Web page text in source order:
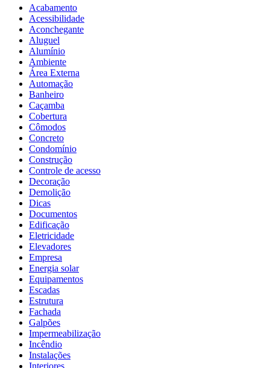
Acabamento
Acessibilidade
Aconchegante
Aluguel
Alumínio
Ambiente
Área Externa
Automação
Banheiro
Caçamba
Cobertura
Cômodos
Concreto
Condomínio
Construção
Controle de acesso
Decoração
Demolição
Dicas
Documentos
Edificação
Eletricidade
Elevadores
Empresa
Energia solar
Equipamentos
Escadas
Estrutura
Fachada
Galpões
Impermeabilização
Incêndio
Instalações
Interiores